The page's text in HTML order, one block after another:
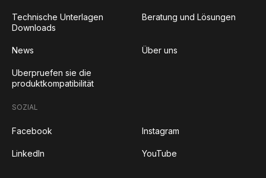
Technische Unterlagen
Downloads
Beratung und Lösungen
News Über uns
Uberpruefen sie die
produktkompatibilität
SOZIAL
Facebook Instagram
LinkedIn YouTube